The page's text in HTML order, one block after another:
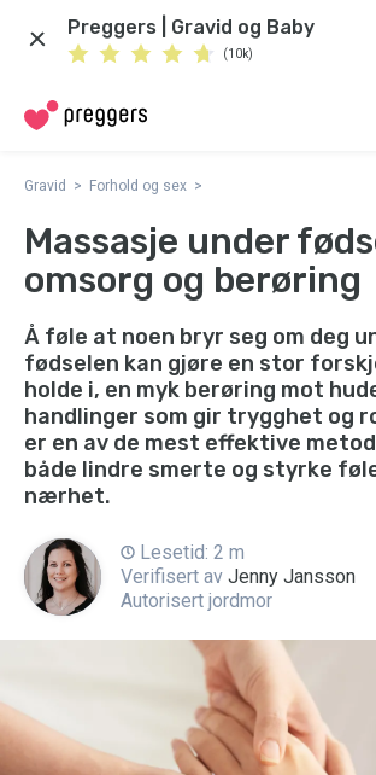
Preggers | Gravid og Baby
(10k)
Gravid Forhold og sex
Massasje under
omsorg og berøring
Å føle at noen bryr seg om deg
fødselen kan gjøre en stor
holde i, en myk berøring mot
handlinger som gir trygghet og
er en av de mest effektive
både lindre smerte og styrke
nærhet.
Lesetid: 2 m
Verifisert av Jenny Jansson
Autorisert jordmor